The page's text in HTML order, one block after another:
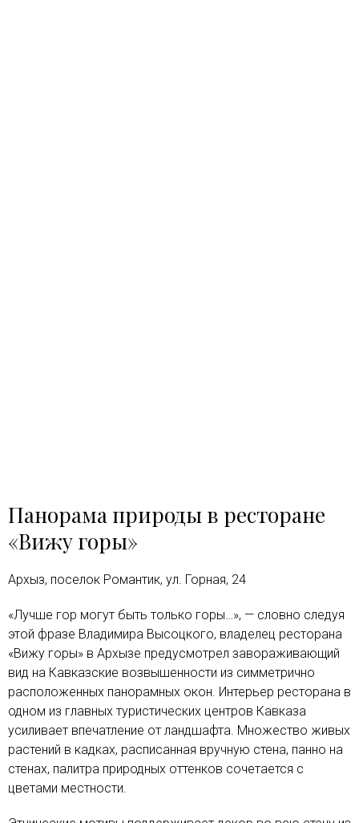
Панорама природы в ресторане
«Вижу горы»
Архыз, поселок Романтик, ул. Горная, 24
«Лучше гор могут быть только горы…», — словно следуя
этой фразе Владимира Высоцкого, владелец ресторана
«Вижу горы» в Архызе предусмотрел завораживающий
вид на Кавказские возвышенности из симметрично
расположенных панорамных окон. Интерьер ресторана в
одном из главных туристических центров Кавказа
усиливает впечатление от ландшафта. Множество живых
растений в кадках, расписанная вручную стена, панно на
стенах, палитра природных оттенков сочетается с
цветами местности.